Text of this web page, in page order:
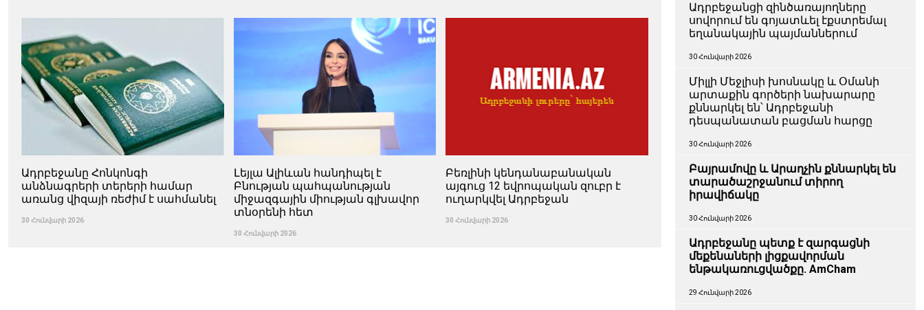
Ադրբեջանը Հոնկոնգի
անձնագրերի տերերի համար
առանց վիզայի ռեժիմ է սահմանել
30 Հունվարի 2026
Լեյլա Ալիևան հանդիպել է
Բնության պահպանության
միջազգային միության գլխավոր
տնօրենի հետ
30 Հունվարի 2026
Բեռլինի կենդանաբանական
այգուց 12 եվրոպական զուբր է
ուղարկվել Ադրբեջան
30 Հունվարի 2026
Ադրբեջանցի զինծառայողները
սովորում են գոյատևել էքստրեմալ
եղանակային պայմաններում
30 Հունվարի 2026
Միլլի Մեջլիսի խոսնակը և Օմանի
արտաքին գործերի նախարարը
քննարկել են՝ Ադրբեջանի
դեսպանատան բացման հարցը
30 Հունվարի 2026
Բայրամովը և Արաղչին քննարկել են
տարածաշրջանում տիրող
իրավիճակը
30 Հունվարի 2026
Ադրբեջանը պետք է զարգացնի
մեքենաների լիցքավորման
ենթակառուցվածքը. AmCham
29 Հունվարի 2026